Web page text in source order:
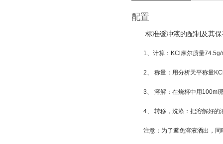
配置
标准缓冲液的配制及其
1、计算：KCl摩尔质量
2、 称量：用分析天平称量
3、 溶解：在烧杯中用100ml
4、 转移，洗涤：把溶解好
注意：为了避免溶液洒出，